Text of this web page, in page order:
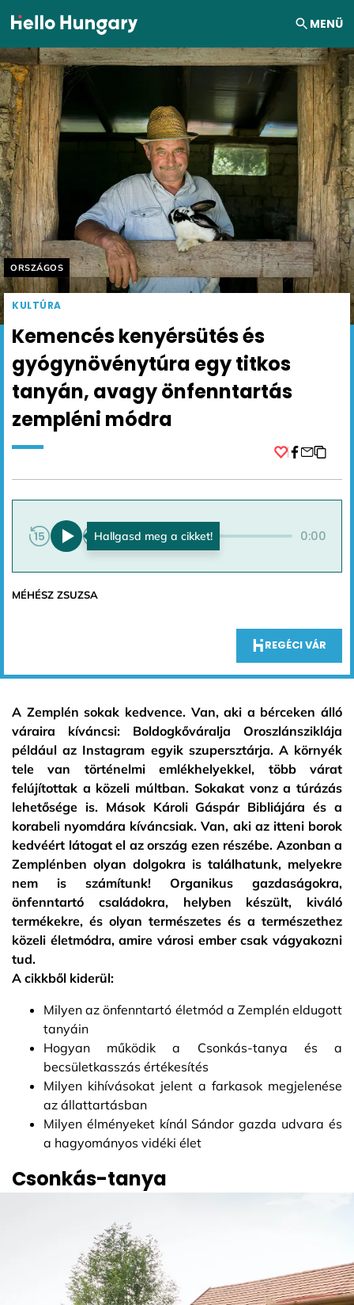
Ugrás a tartalomhoz MENÜ
Helyszín címkék:
ORSZÁGOS
KULTÚRA
Kemencés kenyérsütés és
gyógynövénytúra egy titkos
tanyán, avagy önfenntartás
zempléni módra
0:00 0:00
MÉHÉSZ ZSUZSA
REGÉCI VÁR
A Zemplén sokak kedvence. Van, aki a bérceken álló
váraira kíváncsi: Boldogkőváralja Oroszlánsziklája
például az Instagram egyik szupersztárja. A környék
tele van történelmi emlékhelyekkel, több várat
felújítottak a közeli múltban. Sokakat vonz a túrázás
lehetősége is. Mások Károli Gáspár Bibliájára és a
korabeli nyomdára kíváncsiak. Van, aki az itteni borok
kedvéért látogat el az ország ezen részébe. Azonban a
Zemplénben olyan dolgokra is találhatunk, melyekre
nem is számítunk! Organikus gazdaságokra,
önfenntartó családokra, helyben készült, kiváló
termékekre, és olyan természetes és a természethez
közeli életmódra, amire városi ember csak vágyakozni
tud.
A cikkből kiderül:
Milyen az önfenntartó életmód a Zemplén eldugott
tanyáin
Hogyan működik a Csonkás-tanya és a
becsületkasszás értékesítés
Milyen kihívásokat jelent a farkasok megjelenése
az állattartásban
Milyen élményeket kínál Sándor gazda udvara és
a hagyományos vidéki élet
Csonkás-tanya